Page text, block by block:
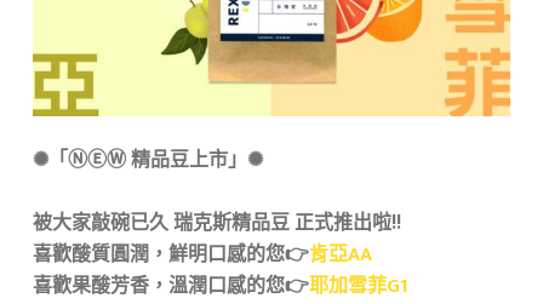
✺「ⓃⒺⓌ 精品豆上市」✺​
被大家敲碗已久 瑞克斯精品豆 正式推出啦!!​
喜歡酸質圓潤，鮮明口感的您👉肯亞AA
喜歡果酸芳香，溫潤口感的您👉耶加雪菲G1​